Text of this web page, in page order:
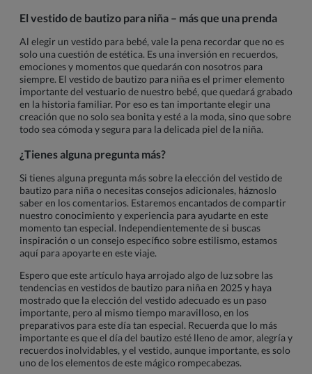
El vestido de bautizo para niña – más que una prenda
Al elegir un vestido para bebé, vale la pena recordar que no es
solo una cuestión de estética. Es una inversión en recuerdos,
emociones y momentos que quedarán con nosotros para
siempre. El vestido de bautizo para niña es el primer elemento
importante del vestuario de nuestro bebé, que quedará grabado
en la historia familiar. Por eso es tan importante elegir una
creación que no solo sea bonita y esté a la moda, sino que sobre
todo sea cómoda y segura para la delicada piel de la niña.
¿Tienes alguna pregunta más?
Si tienes alguna pregunta más sobre la elección del vestido de
bautizo para niña o necesitas consejos adicionales, háznoslo
saber en los comentarios. Estaremos encantados de compartir
nuestro conocimiento y experiencia para ayudarte en este
momento tan especial. Independientemente de si buscas
inspiración o un consejo específico sobre estilismo, estamos
aquí para apoyarte en este viaje.
Espero que este artículo haya arrojado algo de luz sobre las
tendencias en vestidos de bautizo para niña en 2025 y haya
mostrado que la elección del vestido adecuado es un paso
importante, pero al mismo tiempo maravilloso, en los
preparativos para este día tan especial. Recuerda que lo más
importante es que el día del bautizo esté lleno de amor, alegría y
recuerdos inolvidables, y el vestido, aunque importante, es solo
uno de los elementos de este mágico rompecabezas.